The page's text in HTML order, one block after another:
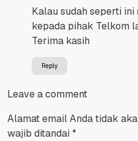
Kalau sudah seperti
kepada pihak Telkom
Terima kasih
Reply
Leave a comment
Alamat email Anda tidak
wajib ditandai *